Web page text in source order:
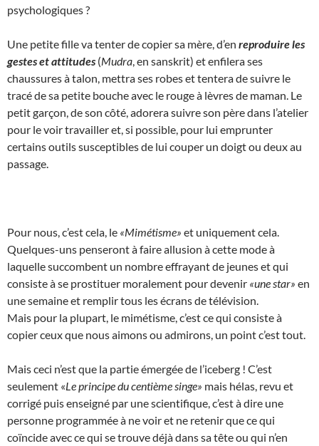
psychologiques ?
Une petite fille va tenter de copier sa mère, d’en reproduire les
gestes et attitudes (Mudra , en sanskrit) et enfilera ses
chaussures à talon, mettra ses robes et tentera de suivre le
tracé de sa petite bouche avec le rouge à lèvres de maman. Le
petit garçon, de son côté, adorera suivre son père dans l’atelier
pour le voir travailler et, si possible, pour lui emprunter
certains outils susceptibles de lui couper un doigt ou deux au
passage.
Pour nous, c’est cela, le «Mimétisme» et uniquement cela.
Quelques-uns penseront à faire allusion à cette mode à
laquelle succombent un nombre effrayant de jeunes et qui
consiste à se prostituer moralement pour devenir «une star» en
une semaine et remplir tous les écrans de télévision.
Mais pour la plupart, le mimétisme, c’est ce qui consiste à
copier ceux que nous aimons ou admirons, un point c’est tout.
Mais ceci n’est que la partie émergée de l’iceberg ! C’est
seulement «Le principe du centième singe» mais hélas, revu et
corrigé puis enseigné par une scientifique, c’est à dire une
personne programmée à ne voir et ne retenir que ce qui
coïncide avec ce qui se trouve déjà dans sa tête ou qui n’en